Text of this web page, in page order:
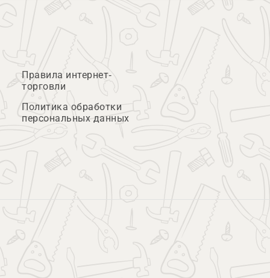
Правила интернет-
торговли
Политика обработки
персональных данных